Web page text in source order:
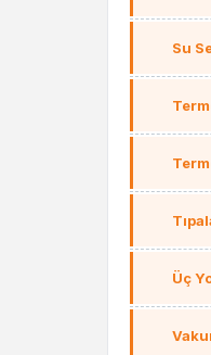
Su
Üç